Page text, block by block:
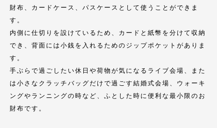
財布、カードケース、パスケースとして使うことができま
す。
内側に仕切りを設けているため、カードと紙幣を分けて収納
でき、背面には小銭を入れるためのジップポケットがありま
す。
手ぶらで過ごしたい休日や荷物が気になるライブ会場、また
は小さなクラッチバッグだけで過ごす結婚式会場、ウォーキ
ングやランニングの時など、ふとした時に便利な最小限のお
財布です。